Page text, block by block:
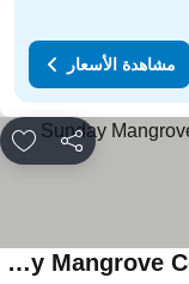
مشاهدة الأسعار
مشاركة
Sunday Mangrove Corniche Hotel, Ras Al Khaimah